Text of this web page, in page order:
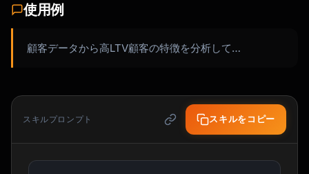
使用例
顧客データから高LTV顧客の特徴を分析して…
スキルプロンプト スキルをコピー